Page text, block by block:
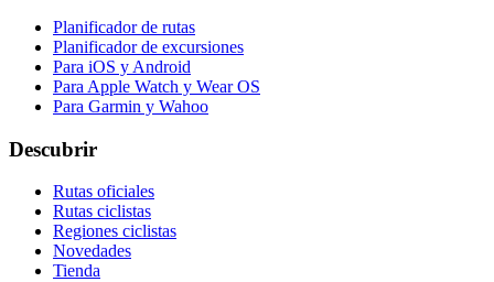
Planificador de rutas
Planificador de excursiones
Para iOS y Android
Para Apple Watch y Wear OS
Para Garmin y Wahoo
Descubrir
Rutas oficiales
Rutas ciclistas
Regiones ciclistas
Novedades
Tienda